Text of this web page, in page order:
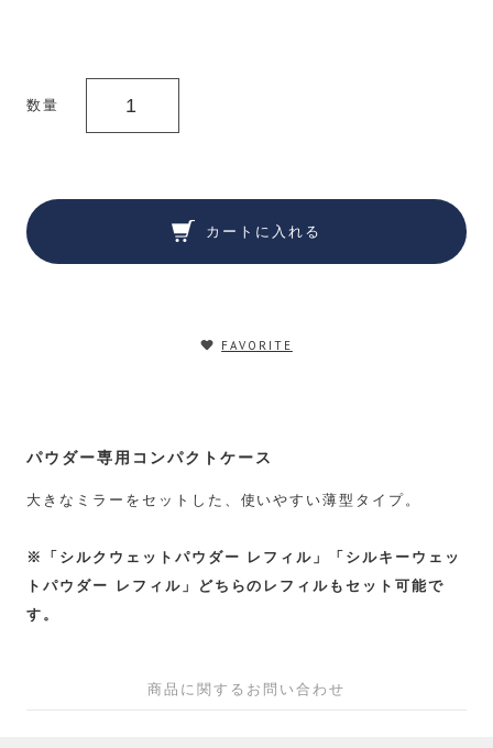
数量
カートに入れる
FAVORITE
パウダー専用コンパクトケース
大きなミラーをセットした、使いやすい薄型タイプ。
※「シルクウェットパウダー レフィル」「シルキーウェッ
トパウダー レフィル」どちらのレフィルもセット可能で
す。
商品に関するお問い合わせ